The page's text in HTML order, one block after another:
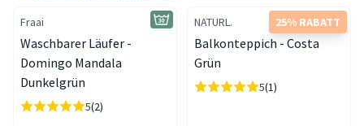
Fraai
Waschbarer Läufer -
Domingo Mandala
Dunkelgrün
5(2)
25% RABATT
NATURL.
Balkonteppich - Costa
Grün
5(1)